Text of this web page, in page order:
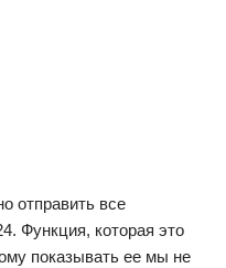
отправить все
Функция, которая это
показывать ее мы не